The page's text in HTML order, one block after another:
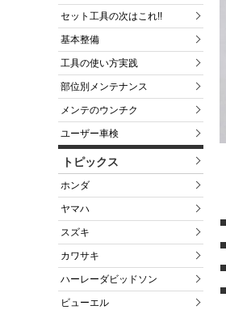
セット工具の次はこれ!!
基本整備
工具の使い方実践
部位別メンテナンス
メンテのウンチク
ユーザー車検
トピックス
ホンダ
ヤマハ
スズキ
カワサキ
ハーレーダビッドソン
ビューエル